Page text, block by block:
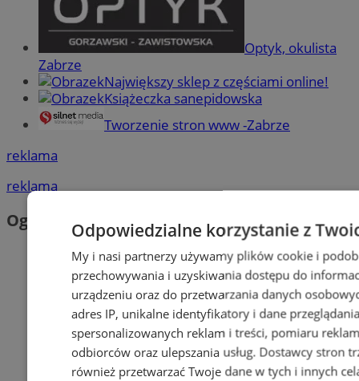
Optyk, okulista
Zabrze
Największy sklep z częściami online!
Książeczka sanepidowska
Tworzenie stron www -Zabrze
reklama
reklama
OgłoszeniaOdpowiedzialne korzystanie z
My i nasi partnerzy używamy plików cookie i
przechowywania i uzyskiwania dostępu do
urządzeniu oraz do przetwarzania danych
adres IP, unikalne identyfikatory i dane
spersonalizowanych reklam i treści, pomiaru
odbiorców oraz ulepszania usług. Dostawcy stron
również przetwarzać Twoje dane w tych i innych